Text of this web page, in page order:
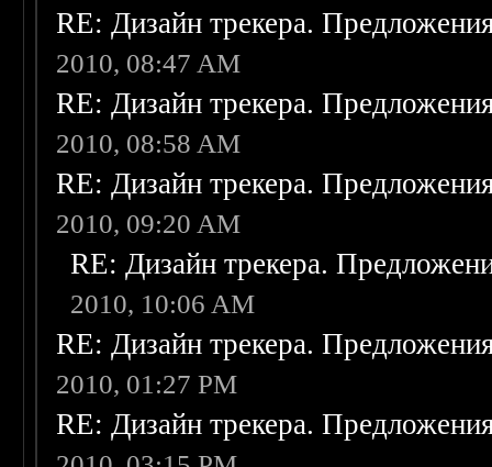
RE: Дизайн трекера.
2010, 08:47 AM
RE: Дизайн трекера.
2010, 08:58 AM
RE: Дизайн трекера.
2010, 09:20 AM
RE: Дизайн трекера.
2010, 10:06 AM
RE: Дизайн трекера.
2010, 01:27 PM
RE: Дизайн трекера.